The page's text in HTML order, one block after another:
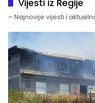
Vijesti iz Regije
– Najnovije vijesti i